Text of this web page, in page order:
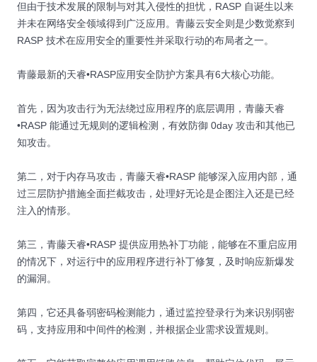
但由于技术发展的限制与对其入侵性的担忧，RASP 自诞生以来
并未在网络安全领域得到广泛应用。青藤云安全则是少数觉察到
RASP 技术在应用安全的重要性并采取行动的布局者之一。
青藤最新的天睿•RASP应用安全防护方案具有6大核心功能。
首先，因为攻击行为无法绕过应用程序的底层调用，青藤天睿
•RASP 能通过无规则的逻辑检测，有效防御 0day 攻击和其他已
知攻击。
第二，对于内存马攻击，青藤天睿•RASP 能够深入应用内部，通
过三层防护措施全面拦截攻击，处理好无论是企图注入还是已经
注入的情形。
第三，青藤天睿•RASP 提供应用热补丁功能，能够在不重启应用
的情况下，对运行中的应用程序进行补丁修复，及时响应新爆发
的漏洞。
第四，它还具备弱密码检测能力，通过监控登录行为来识别弱密
码，支持应用和中间件的检测，并根据企业需求设置规则。